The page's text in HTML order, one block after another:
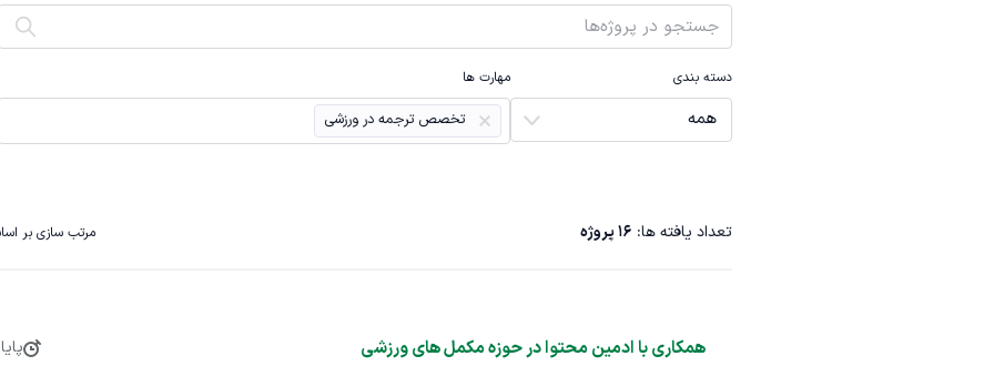
دسته بندی
همه
مهارت ها
تخصص ترجمه در ورزشی
تعداد یافته ها: 16پروژه مرتب سازی بر
همکاری با ادمین محتوا در حوزه مکمل های ورزشی